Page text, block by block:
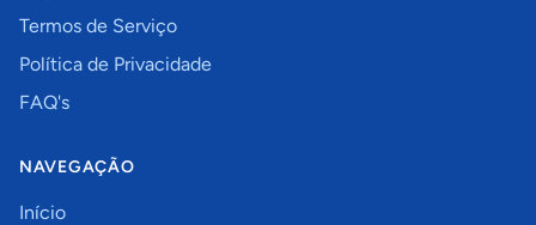
Termos de Serviço
Política de Privacidade
FAQ's
NAVEGAÇÃO
Início